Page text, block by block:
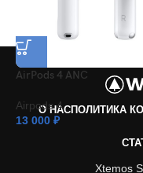
AirPods 4 ANC
Airpods 4
13 000 ₽
О НАСПОЛИТИКА
Xtemos